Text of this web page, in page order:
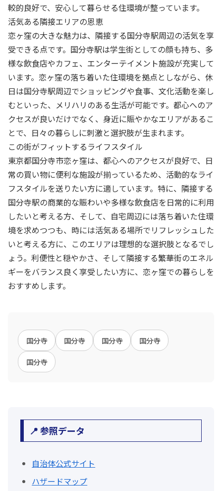
較的良好で、安心して暮らせる住環境が整っています。
活気ある隣接エリアの恩恵
恋ヶ窪の大きな魅力は、隣接する国分寺駅周辺の活気を享
受できる点です。国分寺駅は学生街としての顔も持ち、多
様な飲食店やカフェ、エンターテイメント施設が充実して
います。恋ヶ窪の落ち着いた住環境を拠点としながら、休
日は国分寺駅周辺でショッピングや食事、文化活動を楽し
むといった、メリハリのある生活が可能です。都心へのア
クセスが良いだけでなく、身近に賑やかなエリアがあるこ
とで、日々の暮らしに刺激と選択肢が生まれます。
この街がフィットするライフスタイル
東京都国分寺市恋ヶ窪は、都心へのアクセスが良好で、日
常の買い物に便利な施設が揃っているため、活動的なライ
フスタイルを送りたい方に適しています。特に、隣接する
国分寺駅の商業的な賑わいや多様な飲食店を日常的に利用
したいと考える方、そして、自宅周辺には落ち着いた住環
境を求めつつも、時には活気ある場所でリフレッシュした
いと考える方に、このエリアは理想的な選択肢となるでし
ょう。利便性と穏やかさ、そして隣接する繁華街のエネル
ギーをバランス良く享受したい方に、恋ヶ窪での暮らしを
おすすめします。
国分寺 国分寺 国分寺 国分寺
国分寺
📍 参照データ
自治体公式サイト
ハザードマップ